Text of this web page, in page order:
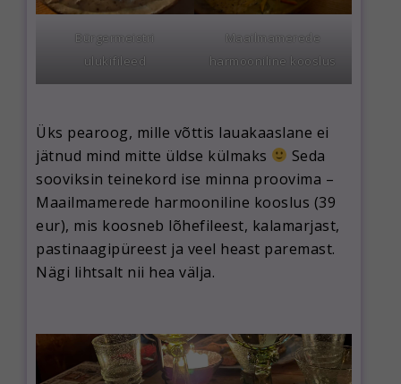
Bürgermeistri
ulukifileed
Maailmamerede
harmooniline kooslus
Üks pearoog, mille võttis lauakaaslane ei
jätnud mind mitte üldse külmaks
Seda
sooviksin teinekord ise minna proovima –
Maailmamerede harmooniline kooslus (39
eur), mis koosneb lõhefileest, kalamarjast,
pastinaagipüreest ja veel heast paremast.
Nägi lihtsalt nii hea välja.